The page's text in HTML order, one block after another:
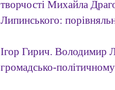
творчості Михайла
Липинського:
Ігор Гирич. Володимир
громадсько-